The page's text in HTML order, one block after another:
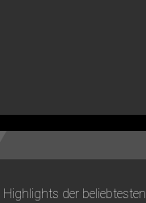
der beliebtesten